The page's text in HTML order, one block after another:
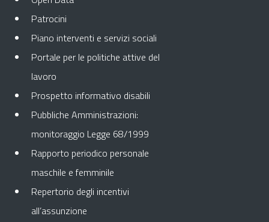
Patrocini
Piano interventi e servizi sociali
Portale per le politiche attive del
lavoro
Prospetto informativo disabili
Pubbliche Amministrazioni:
monitoraggio Legge 68/1999
Rapporto periodico personale
maschile e femminile
Repertorio degli incentivi
all’assunzione